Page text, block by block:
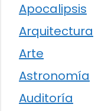
Apocalipsis
Arquitectura
Arte
Astronomía
Auditoría